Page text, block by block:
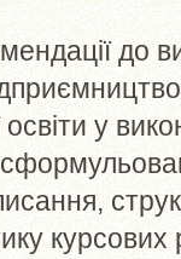
до
у
курсових